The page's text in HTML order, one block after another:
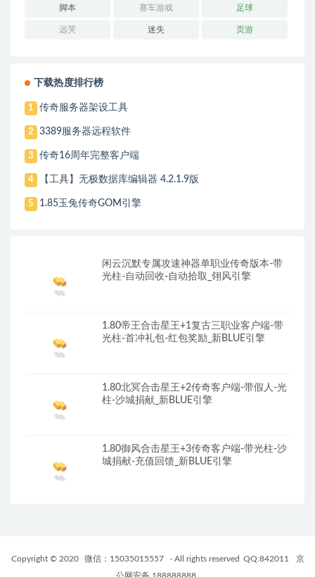
脚本 赛车游戏 足球
远哭 迷失 页游
下载热度排行榜
1 传奇服务器架设工具
2 3389服务器远程软件
3 传奇16周年完整客户端
4 【工具】无极数据库编辑器 4.2.1.9版
5 1.85玉兔传奇GOM引擎
闲云沉默专属攻速神器单职业传奇版本-带
光柱-自动回收-自动拾取_翎风引擎
1.80帝王合击星王+1复古三职业客户端-带
光柱-首冲礼包-红包奖励_新BLUE引擎
1.80北冥合击星王+2传奇客户端-带假人-光
柱-沙城捐献_新BLUE引擎
1.80御风合击星王+3传奇客户端-带光柱-沙
城捐献-充值回馈_新BLUE引擎
Copyright © 2020 微信：15035015557 - All rights reserved QQ:842011
京